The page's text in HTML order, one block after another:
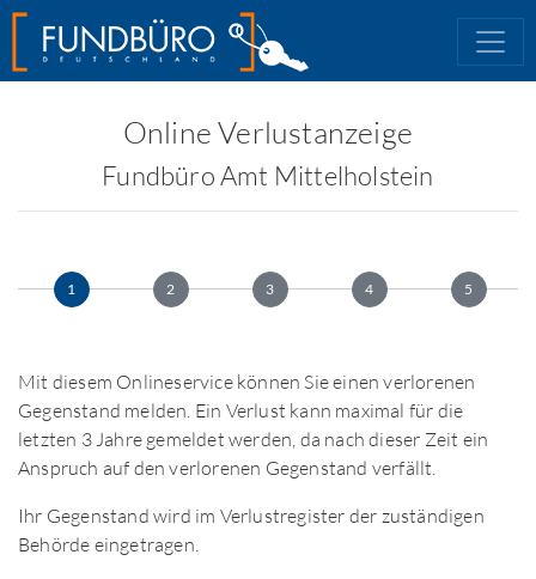
Online Verlustanzeige
Fundbüro Amt Mittelholstein
1 2 3 4 5
Mit diesem Onlineservice können Sie einen verlorenen
Gegenstand melden. Ein Verlust kann maximal für die
letzten 3 Jahre gemeldet werden, da nach dieser Zeit ein
Anspruch auf den verlorenen Gegenstand verfällt.
Ihr Gegenstand wird im Verlustregister der zuständigen
Behörde eingetragen.